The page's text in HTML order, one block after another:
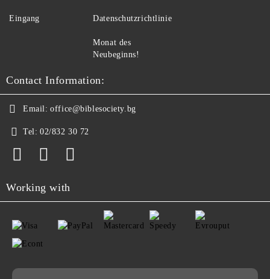
Eingang Datenschutzrichtlinie
Monat des
Neubeginns!
Contact Information:
Email: office@biblesociety.bg
Tel: 02/832 30 72
Working with